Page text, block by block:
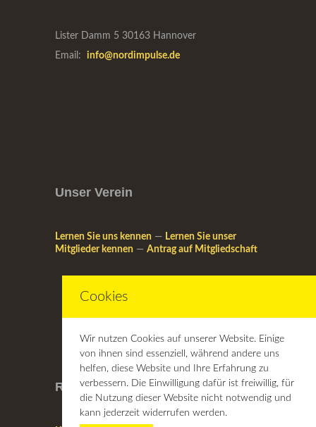
Lister Damm 5 30163 Hannover
Email: info@nordimpulse.de
Unser Verein
Lernen Sie uns kennen — Lernen Sie unser
Mitglieder kennen — Antrag auf Mitgliedschaft
Rechtliches
Cookies
Wir nutzen Cookies auf unserer Website. Einige
von ihnen sind essenziell, während andere uns
helfen, diese Website und Ihre Erfahrung zu
verbessern. Die Einwilligung dafür ist freiwillig, für
die Nutzung dieser Website nicht notwendig und
kann jederzeit widerrufen werden.